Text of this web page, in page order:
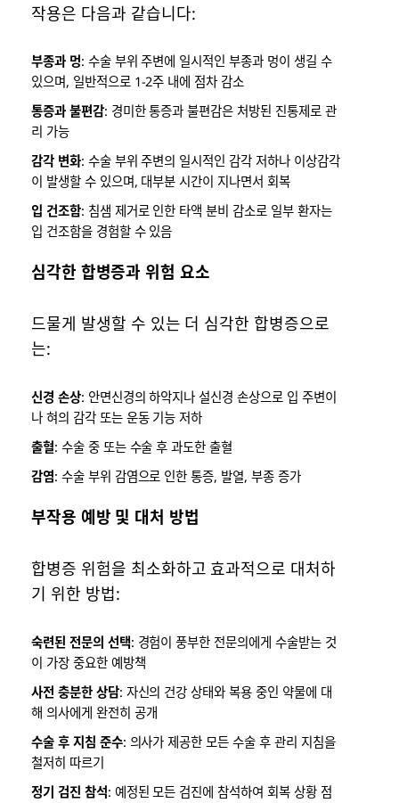
작용은 다음과 같습니다:
부종과 멍: 수술 부위 주변에 일시적인 부종과 멍이 생길 수
있으며, 일반적으로 1-2주 내에 점차 감소
통증과 불편감: 경미한 통증과 불편감은 처방된 진통제로 관
리 가능
감각 변화: 수술 부위 주변의 일시적인 감각 저하나 이상감각
이 발생할 수 있으며, 대부분 시간이 지나면서 회복
입 건조함: 침샘 제거로 인한 타액 분비 감소로 일부 환자는
입 건조함을 경험할 수 있음
심각한 합병증과 위험 요소
드물게 발생할 수 있는 더 심각한 합병증으로
는:
신경 손상: 안면신경의 하악지나 설신경 손상으로 입 주변이
나 혀의 감각 또는 운동 기능 저하
출혈: 수술 중 또는 수술 후 과도한 출혈
감염: 수술 부위 감염으로 인한 통증, 발열, 부종 증가
부작용 예방 및 대처 방법
합병증 위험을 최소화하고 효과적으로 대처하
기 위한 방법:
숙련된 전문의 선택: 경험이 풍부한 전문의에게 수술받는 것
이 가장 중요한 예방책
사전 충분한 상담: 자신의 건강 상태와 복용 중인 약물에 대
해 의사에게 완전히 공개
수술 후 지침 준수: 의사가 제공한 모든 수술 후 관리 지침을
철저히 따르기
정기 검진 참석: 예정된 모든 검진에 참석하여 회복 상황 점